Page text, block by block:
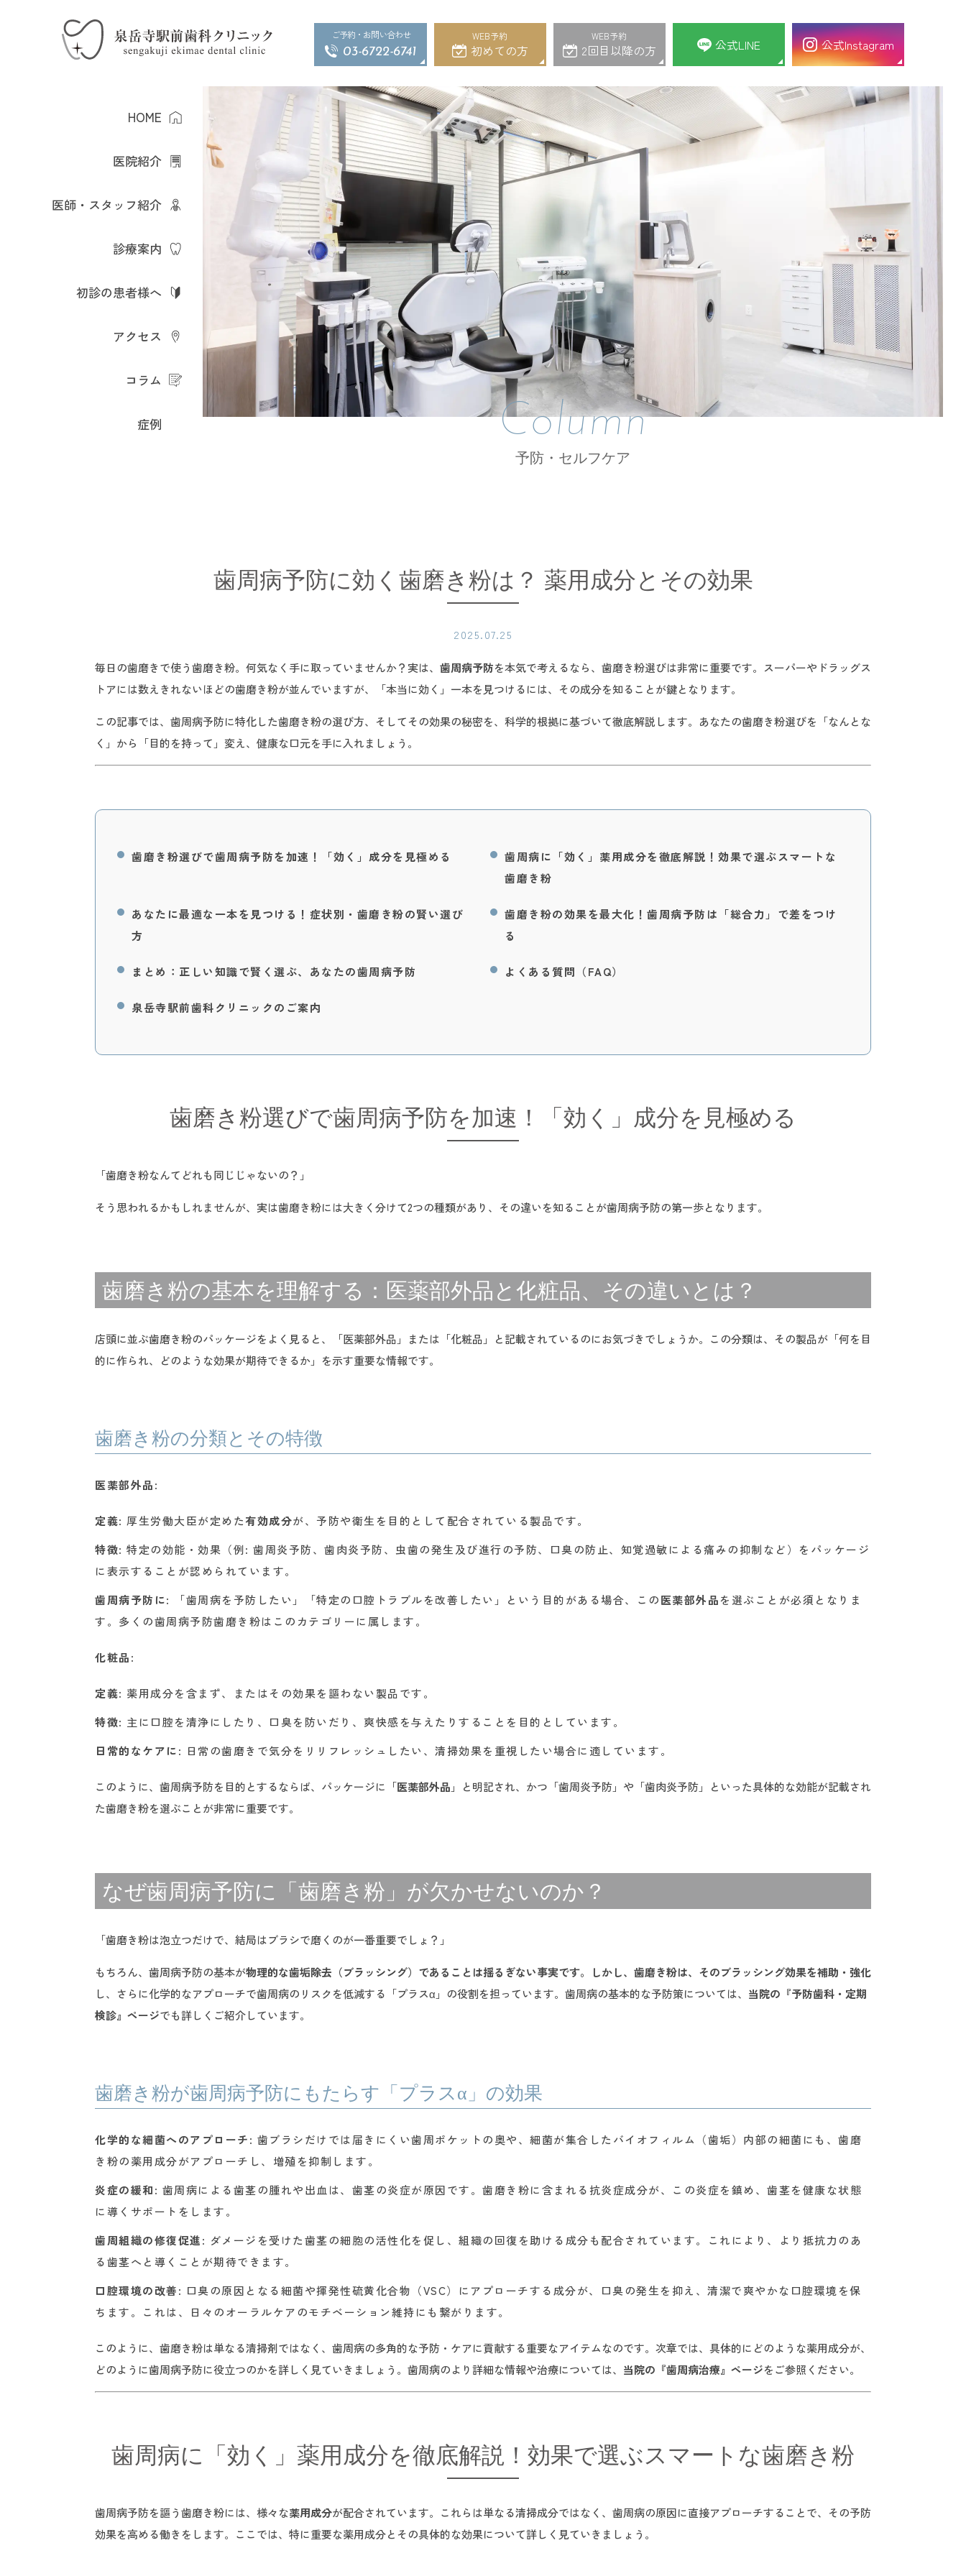
ご予約・お問い合わせ
03-6722-6741
WEB予約
初めての方
WEB予約
2回目以降の方 公式LINE 公式Instagram
HOME
医院紹介
医師・スタッフ紹介
診療案内
初診の患者様へ
アクセス
コラム
症例 Column
予防・セルフケア
歯周病予防に効く歯磨き粉は？ 薬用成分とその効果
2025.07.25
毎日の歯磨きで使う歯磨き粉。何気なく手に取っていませんか？実は、 歯周病予防を本気で考えるなら、歯磨き粉選びは非常に重要です。スーパーやドラッグス
トアには数えきれないほどの歯磨き粉が並んでいますが、「本当に効く」一本を見つけるには、その成分を知ることが鍵となります。
この記事では、歯周病予防に特化した歯磨き粉の選び方、そしてその効果の秘密を、科学的根拠に基づいて徹底解説します。あなたの歯磨き粉選びを「なんとな
く」から「目的を持って」変え、健康な口元を手に入れましょう。
歯磨き粉選びで歯周病予防を加速！「効く」成分を見極める
歯周病に「効く」薬用成分を徹底解説！効果で選ぶスマートな
歯磨き粉
あなたに最適な一本を見つける！症状別・歯磨き粉の賢い選び
方
歯磨き粉の効果を最大化！歯周病予防は「総合力」で差をつけ
る
まとめ：正しい知識で賢く選ぶ、あなたの歯周病予防 よくある質問（FAQ）
泉岳寺駅前歯科クリニックのご案内
歯磨き粉選びで歯周病予防を加速！「効く」成分を見極める
「歯磨き粉なんてどれも同じじゃないの？」
そう思われるかもしれませんが、実は歯磨き粉には大きく分けて2つの種類があり、その違いを知ることが歯周病予防の第一歩となります。
歯磨き粉の基本を理解する：医薬部外品と化粧品、その違いとは？
店頭に並ぶ歯磨き粉のパッケージをよく見ると、「医薬部外品」または「化粧品」と記載されているのにお気づきでしょうか。この分類は、その製品が「何を目
的に作られ、どのような効果が期待できるか」を示す重要な情報です。
歯磨き粉の分類とその特徴
医薬部外品:
定義: 厚生労働大臣が定めた有効成分が、予防や衛生を目的として配合されている製品です。
特徴: 特定の効能・効果（例: 歯周炎予防、歯肉炎予防、虫歯の発生及び進行の予防、口臭の防止、知覚過敏による痛みの抑制など）をパッケージ
に表示することが認められています。
歯周病予防に: 「歯周病を予防したい」「特定の口腔トラブルを改善したい」という目的がある場合、この医薬部外品を選ぶことが必須となりま
す。多くの歯周病予防歯磨き粉はこのカテゴリーに属します。
化粧品:
定義: 薬用成分を含まず、またはその効果を謳わない製品です。
特徴: 主に口腔を清浄にしたり、口臭を防いだり、爽快感を与えたりすることを目的としています。
日常的なケアに: 日常の歯磨きで気分をリリフレッシュしたい、清掃効果を重視したい場合に適しています。
このように、歯周病予防を目的とするならば、パッケージに「医薬部外品 」と明記され、かつ「歯周炎予防」や「歯肉炎予防」といった具体的な効能が記載され
た歯磨き粉を選ぶことが非常に重要です。
なぜ歯周病予防に「歯磨き粉」が欠かせないのか？
「歯磨き粉は泡立つだけで、結局はブラシで磨くのが一番重要でしょ？」
もちろん、歯周病予防の基本が物理的な歯垢除去（ブラッシング）であることは揺るぎない事実です。しかし、歯磨き粉は、そのブラッシング効果を補助・強化
し、さらに化学的なアプローチで歯周病のリスクを低減する「プラスα」の役割を担っています。歯周病の基本的な予防策については、 当院の『予防歯科・定期
検診』ページでも詳しくご紹介しています。
歯磨き粉が歯周病予防にもたらす「プラスα」の効果
化学的な細菌へのアプローチ: 歯ブラシだけでは届きにくい歯周ポケットの奥や、細菌が集合したバイオフィルム（歯垢）内部の細菌にも、歯磨
き粉の薬用成分がアプローチし、増殖を抑制します。
炎症の緩和: 歯周病による歯茎の腫れや出血は、歯茎の炎症が原因です。歯磨き粉に含まれる抗炎症成分が、この炎症を鎮め、歯茎を健康な状態
に導くサポートをします。
歯周組織の修復促進: ダメージを受けた歯茎の細胞の活性化を促し、組織の回復を助ける成分も配合されています。これにより、より抵抗力のあ
る歯茎へと導くことが期待できます。
口腔環境の改善: 口臭の原因となる細菌や揮発性硫黄化合物（VSC）にアプローチする成分が、口臭の発生を抑え、清潔で爽やかな口腔環境を保
ちます。 これは、日々のオーラルケアのモチベーション維持にも繋がります。
このように、歯磨き粉は単なる清掃剤ではなく、歯周病の多角的な予防・ケアに貢献する重要なアイテムなのです。次章では、具体的にどのような薬用成分が、
どのように歯周病予防に役立つのかを詳しく見ていきましょう。歯周病のより詳細な情報や治療については、 当院の『歯周病治療』ページをご参照ください。
歯周病に「効く」薬用成分を徹底解説！効果で選ぶスマートな歯磨き粉
歯周病予防を謳う歯磨き粉には、様々な薬用成分が配合されています。これらは単なる清掃成分ではなく、歯周病の原因に直接アプローチすることで、その予防
効果を高める働きをします。ここでは、特に重要な薬用成分とその具体的な効果について詳しく見ていきましょう。